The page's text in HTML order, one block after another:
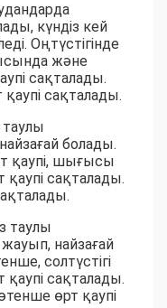
күндіз кей
Оңтүстігінде
және
сақталады.
сақталады.
таулы
болады.
қаупі, шығысы
қаупі сақталады.
таулы
найзағай
солтүстігі
сақталады.
өрт қаупі